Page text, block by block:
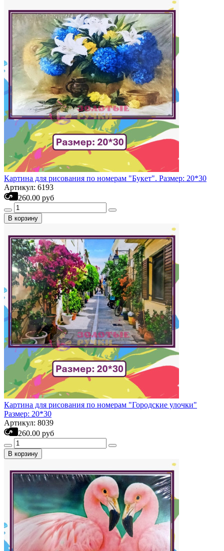
Картина для рисования по номерам "Букет". Размер: 20*30
Артикул: 6193
260.00 руб
В корзину
Картина для рисования по номерам "Городские улочки"
Размер: 20*30
Артикул: 8039
260.00 руб
В корзину